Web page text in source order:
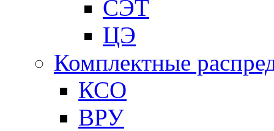
СЭТ
ЦЭ
Комплектные
КСО
ВРУ